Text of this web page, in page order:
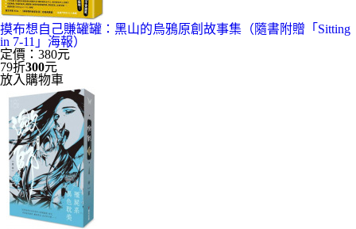
摸布想自己賺罐罐：黑山的烏鴉原創故事集（隨書附贈「Sitting
in 7-11」海報）
定價：380元
79折300元
放入購物車